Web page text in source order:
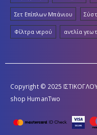
Σετ Επίπλων Μπάνιου
Φίλτρα νερού αντλία
Copyright © 2025
shop HumanTwo